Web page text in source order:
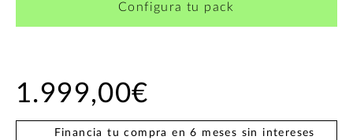
Configura tu pack
1.999,00€
Financia tu compra en 6 meses sin intereses